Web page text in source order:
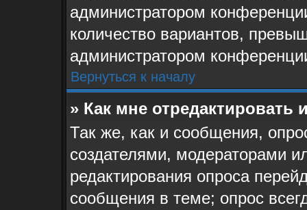
администратором
количество вариантов,
администратором
Вернуться к началу
» Как мне отредактировать
Так же, как и сообщения,
создателями, модераторами
редактирования опроса
сообщения в теме; опрос